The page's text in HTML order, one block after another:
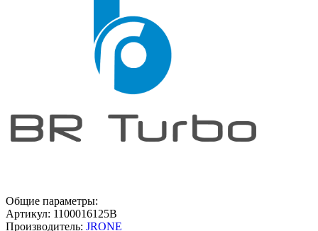
Общие параметры:
Артикул: 1100016125B
Производитель: JRONE